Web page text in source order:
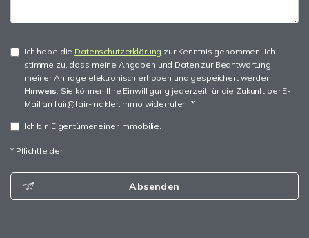
Ich habe die Datenschutzerklärung zur Kenntnis genommen. Ich
stimme zu, dass meine Angaben und Daten zur Beantwortung
meiner Anfrage elektronisch erhoben und gespeichert werden.
Hinweis: Sie können Ihre Einwilligung jederzeit für die Zukunft per E-
Mail an fair@fair-makler.immo widerrufen. *
Ich bin Eigentümer einer Immobilie.
* Pflichtfelder
Absenden